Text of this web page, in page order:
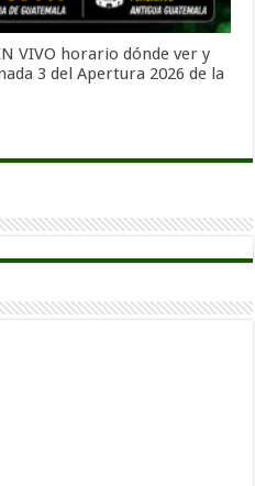
VIVO horario dónde ver y
3 del Apertura 2026 de la